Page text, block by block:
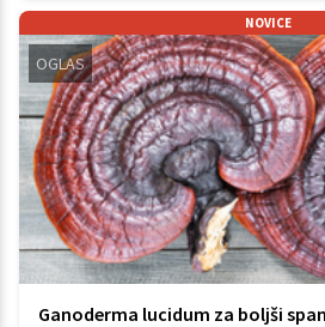
NOVICE
OGLAS
Ganoderma lucidum za boljši